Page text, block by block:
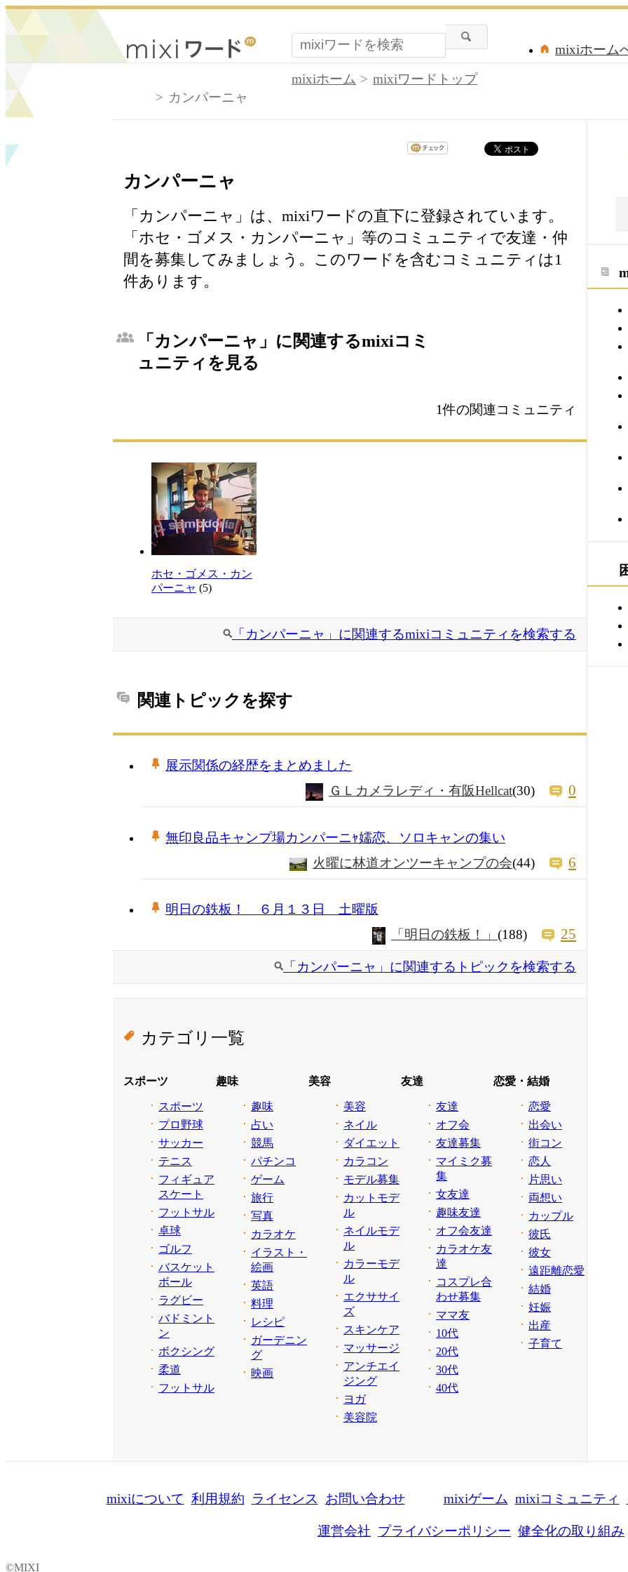
mixiホーム
mixiホーム
mixiワードトップ
カンパーニャ
カンパーニャ
「カンパーニャ」は、mixiワードの直下に登録されています。
「ホセ・ゴメス・カンパーニャ」等のコミュニティで友達・仲
間を募集してみましょう。このワードを含むコミュニティは1
件あります。
「カンパーニャ」に関連するmixiコミ
ュニティを見る
1件の関連コミュニティ
ホセ・ゴメス・カン
パーニャ (5)
「カンパーニャ」に関連するmixiコミュニティを検索する
関連トピックを探す
展示関係の経歴をまとめました
ＧＬカメラレディ・有阪Hellcat(30) 0
無印良品キャンプ場カンパーニｬ嬬恋、ソロキャンの集い
火曜に林道オンツーキャンプの会(44) 6
明日の鉄板！ ６月１３日 土曜版
「明日の鉄板！」 (188) 25
「カンパーニャ」に関連するトピックを検索する
カテゴリ一覧
スポーツ
スポーツ
プロ野球
サッカー
テニス
フィギュア
スケート
フットサル
卓球
ゴルフ
バスケット
ボール
ラグビー
バドミント
ン
ボクシング
柔道
フットサル
趣味
趣味
占い
競馬
パチンコ
ゲーム
旅行
写真
カラオケ
イラスト・
絵画
英語
料理
レシピ
ガーデニン
グ
映画
美容
美容
ネイル
ダイエット
カラコン
モデル募集
カットモデ
ル
ネイルモデ
ル
カラーモデ
ル
エクササイ
ズ
スキンケア
マッサージ
アンチエイ
ジング
ヨガ
美容院
友達
友達
オフ会
友達募集
マイミク募
集
女友達
趣味友達
オフ会友達
カラオケ友
達
コスプレ合
わせ募集
ママ友
10代
20代
30代
40代
恋愛・結婚
恋愛
出会い
街コン
恋人
片思い
両想い
カップル
彼氏
彼女
遠距離恋愛
結婚
妊娠
出産
子育て
mixiについて 利用規約 ライセンス お問い合わせ mixiゲーム mixiコミュニティ
運営会社 プライバシーポリシー 健全化の取り組み
©MIXI